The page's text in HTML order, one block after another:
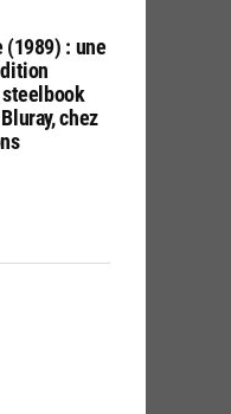
: une
steelbook
chez